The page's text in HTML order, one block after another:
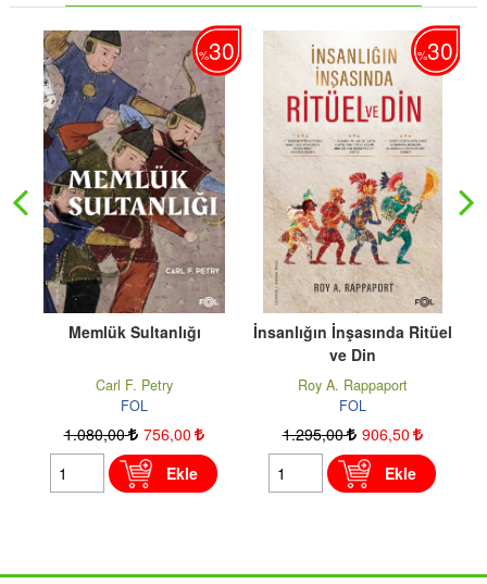
%30
Sultanlığı
,00
Ekle
30
İnsanlığın İnşasında Ritüel
1.295
,50
Ekle
Osmanlı’da
350